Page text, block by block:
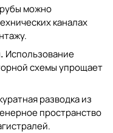
можно
каналах
Использование
схемы упрощает
разводка из
пространство